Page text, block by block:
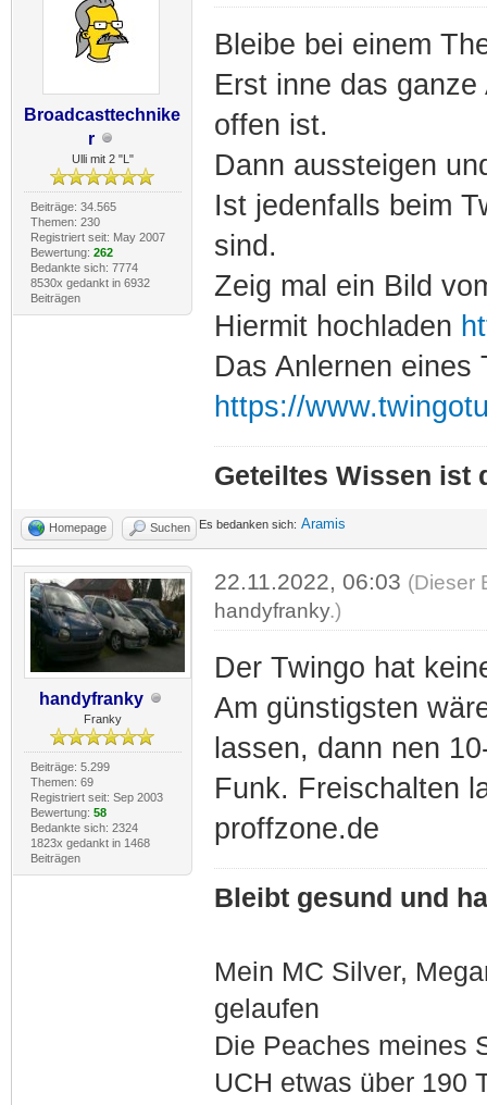
Broadcasttechnike
r
Ulli mit 2 "L"
Beiträge: 34.565
Themen: 230
Registriert seit: May 2007
Bewertung: 262
Bedankte sich: 7774
8530x gedankt in 6932
Beiträgen
Bleibe bei einem
Erst inne das
offen ist.
Dann aussteigen
Ist jedenfalls beim
sind.
Zeig mal ein Bild
Hiermit hochladen
Das Anlernen eines
https://
Geteiltes Wissen ist
Homepage Suchen Es bedanken sich: Aramis
handyfranky
Franky
Beiträge: 5.299
Themen: 69
Registriert seit: Sep 2003
Bewertung: 58
Bedankte sich: 2324
1823x gedankt in 1468
Beiträgen
22.11.2022, 06:03 (Dieser
handyfranky.)
Der Twingo hat
Am günstigsten
lassen, dann nen
Funk. Freischalten
proffzone.de
Bleibt gesund und
Mein MC Silver,
gelaufen
Die Peaches meines
UCH etwas über 190